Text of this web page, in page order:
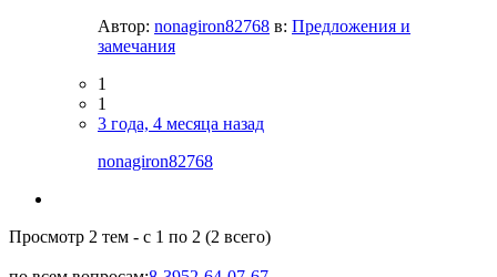
Автор: nonagiron82768 в: Предложения и
замечания
1
1
3 года, 4 месяца назад
nonagiron82768
Просмотр 2 тем - с 1 по 2 (2 всего)